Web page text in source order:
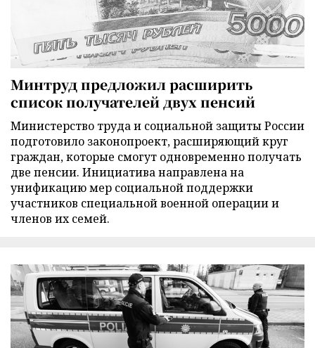
Минтруд предложил расширить
список получателей двух пенсий
Министерство труда и социальной защиты России
подготовило законопроект, расширяющий круг
граждан, которые смогут одновременно получать
две пенсии. Инициатива направлена на
унификацию мер социальной поддержки
участников специальной военной операции и
членов их семей.